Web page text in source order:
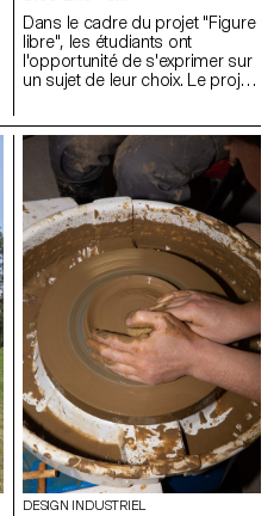
Dans le cadre du projet "Figure
libre", les étudiants ont
l'opportunité de s'exprimer sur
un sujet de leur choix. Le projet
leur mémoire, ainsi que le choix
d'un domaine correspondant à
leurs aspirations
professionnelles après leurs
études, que ce soit dans le
mobilier, la mobilité, les objets
connectés ou tout autre
domaine.
DESIGN INDUSTRIEL